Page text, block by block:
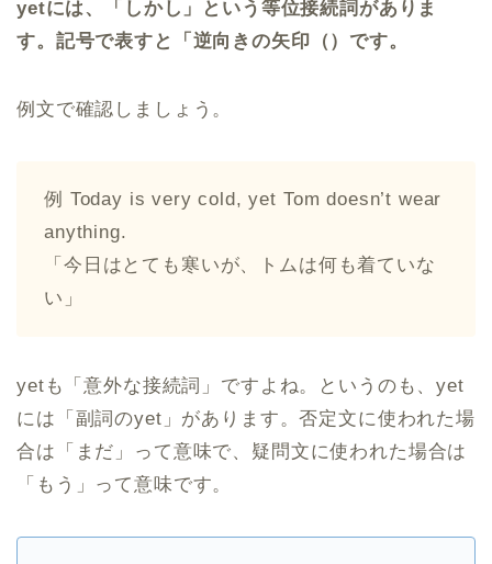
yetには、「しかし」という等位接続詞がありま
す。記号で表すと「逆向きの矢印（︎）です。
例文で確認しましょう。
例 Today is very cold, yet Tom doesn’t wear
anything.
「今日はとても寒いが、トムは何も着ていな
い」
yetも「意外な接続詞」ですよね。というのも、yet
には「副詞のyet」があります。否定文に使われた場
合は「まだ」って意味で、疑問文に使われた場合は
「もう」って意味です。